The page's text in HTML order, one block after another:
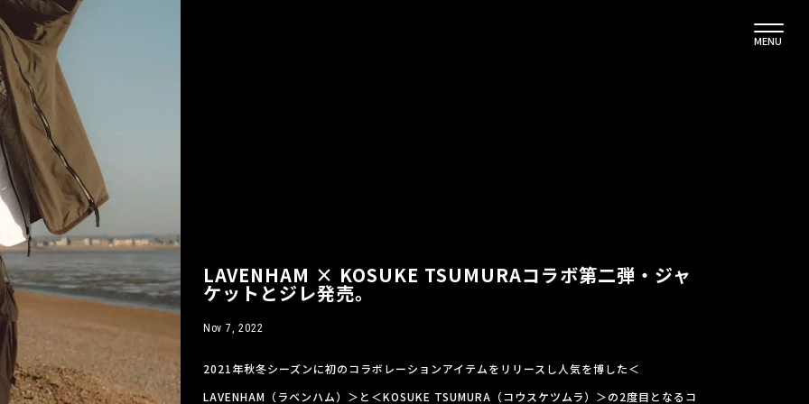
MENU
LAVENHAM × KOSUKE TSUMURAコラボ第二弾・ジャ
ケットとジレ発売。
Nov 7, 2022
2021年秋冬シーズンに初のコラボレーションアイテムをリリースし人気を博した＜
LAVENHAM（ラベンハム）＞と＜KOSUKE TSUMURA（コウスケツムラ）＞の2度目となるコ